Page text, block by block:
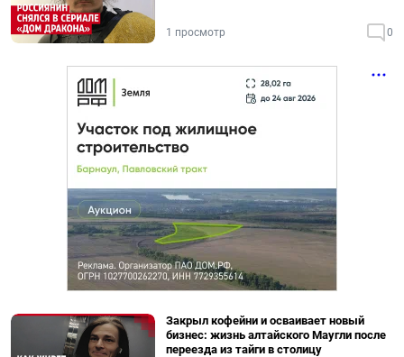
1 просмотр 0
Закрыл кофейни и осваивает новый
бизнес: жизнь алтайского Маугли после
переезда из тайги в столицу